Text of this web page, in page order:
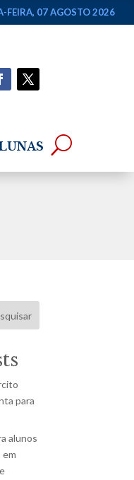
especiais do mestrado
FEIRA, 07 AGOSTO 2026
para
alunos